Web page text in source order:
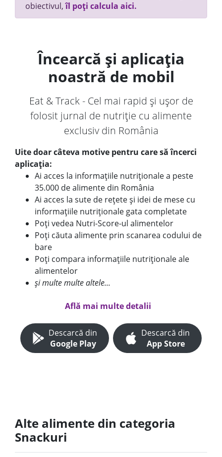
obiectivul,îl poți calcula aici.
Încearcă și aplicația
noastră de mobil
Eat & Track - Cel mai rapid și ușor de
folosit jurnal de nutriție cu alimente
exclusiv din România
Uite doar câteva motive pentru care să încerci
aplicația:
Ai acces la informațiile nutriționale a peste
35.000 de alimente din România
Ai acces la sute de rețete și idei de mese cu
informațiile nutriționale gata completate
Poți vedea Nutri-Score-ul alimentelor
Poți căuta alimente prin scanarea codului de
bare
Poți compara informațiile nutriționale ale
alimentelor
și multe multe altele...
Află mai multe detalii
Descarcă din
Google Play
Descarcă din
App Store
Alte alimente din categoria
Snackuri